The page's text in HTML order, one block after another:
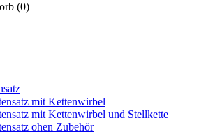
(0)
mit Kettenwirbel
mit Kettenwirbel und Stellkette
ohen Zubehör